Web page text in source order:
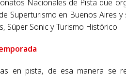
Nacionales de Pista que
Superturismo en Buenos Aires
Súper Sonic y Turismo Histórico.
en pista, de esa manera se